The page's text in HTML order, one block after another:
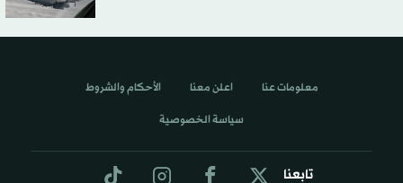
تابعنا
معلومات عنا اعلن معنا الأحكام والشروط
سياسة الخصوصية